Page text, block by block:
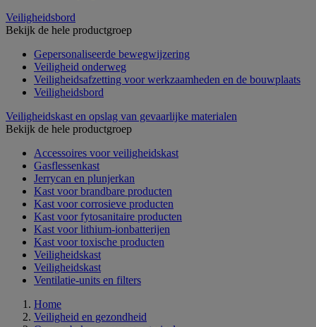
Veiligheidsbord
Bekijk de hele productgroep
Gepersonaliseerde bewegwijzering
Veiligheid onderweg
Veiligheidsafzetting voor werkzaamheden en de bouwplaats
Veiligheidsbord
Veiligheidskast en opslag van gevaarlijke materialen
Bekijk de hele productgroep
Accessoires voor veiligheidskast
Gasflessenkast
Jerrycan en plunjerkan
Kast voor brandbare producten
Kast voor corrosieve producten
Kast voor fytosanitaire producten
Kast voor lithium-ionbatterijen
Kast voor toxische producten
Veiligheidskast
Veiligheidskast
Ventilatie-units en filters
Home
Veiligheid en gezondheid